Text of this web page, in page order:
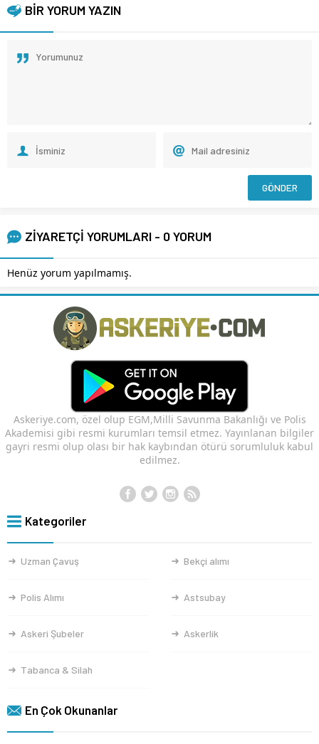
BİR YORUM YAZIN
ZİYARETÇİ YORUMLARI - 0 YORUM
Henüz yorum yapılmamış.
Askeriye.com, özel olup EGM,Milli Savunma Bakanlığı ve Polis
Akademisi gibi resmi kurumları temsil etmez. Yayınlanan bilgiler
gayri resmi olup olası bir hak kaybından ötürü sorumluluk kabul
edilmez.
Kategoriler
Uzman Çavuş Bekçi alımı
Polis Alımı Astsubay
Askeri Şubeler Askerlik
Tabanca & Silah
En Çok Okunanlar